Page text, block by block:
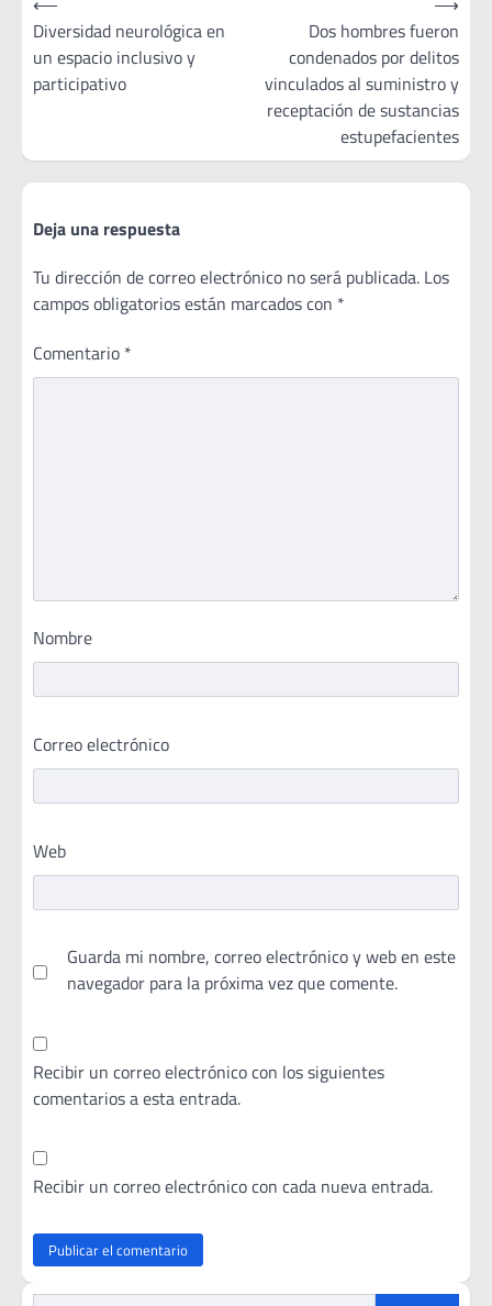
de
entradas
Diversidad neurológica en
un espacio inclusivo y
participativo
Dos hombres fueron
condenados por delitos
vinculados al suministro y
receptación de sustancias
estupefacientes
Deja una respuesta
Tu dirección de correo electrónico no será publicada. Los
campos obligatorios están marcados con *
Comentario *
Nombre
Correo electrónico
Web
Guarda mi nombre, correo electrónico y web en este
navegador para la próxima vez que comente.
Recibir un correo electrónico con los siguientes
comentarios a esta entrada.
Recibir un correo electrónico con cada nueva entrada.